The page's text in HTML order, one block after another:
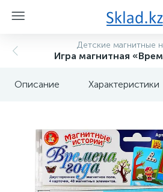
Детские магнитные
Игра магнитная
Описание Характеристики